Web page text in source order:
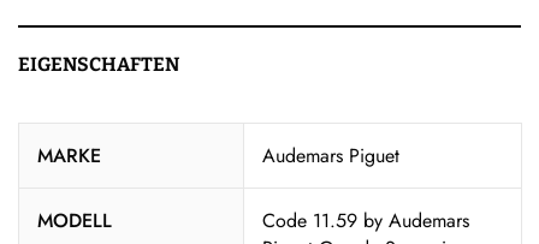
EIGENSCHAFTEN
MARKE Audemars Piguet
MODELL
Code 11.59 by Audemars